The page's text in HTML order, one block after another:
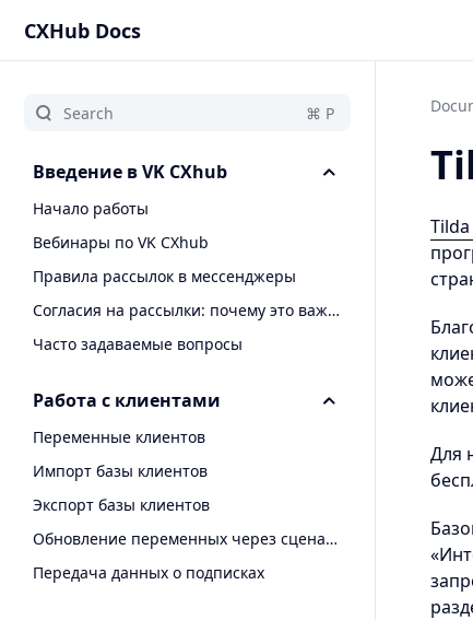
CXHub Docs
Введение в VK CXhub
Начало работы
Вебинары по VK CXhub
Правила рассылок в мессенджеры
Согласия на рассылки: почему это важно
Часто задаваемые вопросы
Работа с клиентами
Переменные клиентов
Импорт базы клиентов
Экспорт базы клиентов
Обновление переменных через сценарий
Передача данных о подписках
Для